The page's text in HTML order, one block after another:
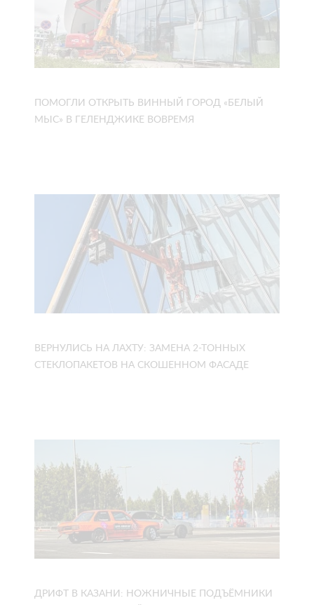
ПОМОГЛИ ОТКРЫТЬ ВИННЫЙ ГОРОД «БЕЛЫЙ
МЫС» В ГЕЛЕНДЖИКЕ ВОВРЕМЯ
ВЕРНУЛИСЬ НА ЛАХТУ: ЗАМЕНА 2-ТОННЫХ
СТЕКЛОПАКЕТОВ НА СКОШЕННОМ ФАСАДЕ
ДРИФТ В КАЗАНИ: НОЖНИЧНЫЕ ПОДЪЁМНИКИ